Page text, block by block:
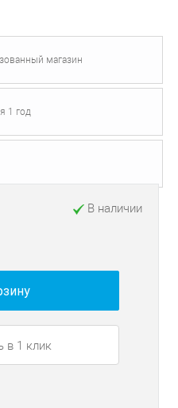
магазин
1 год
В наличии
в 1 клик